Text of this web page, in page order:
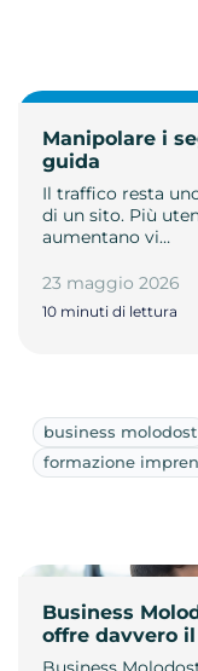
Manipolare i
guida
Il traffico resta
di un sito. Più
aumentano vi…
23 maggio 2026
10 minuti di lettura
business molodost
formazione
Business
offre davvero